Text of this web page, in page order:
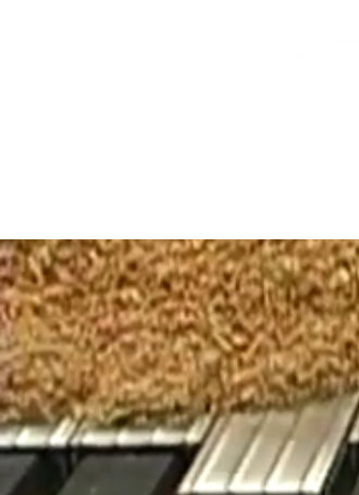
Centrum ruchomych